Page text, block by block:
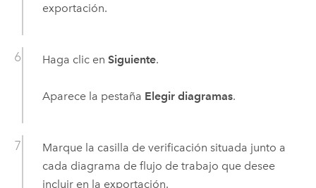
exportación.
Haga clic en Siguiente.
Aparece la pestaña Elegir diagramas.
Marque la casilla de verificación situada junto a
cada diagrama de flujo de trabajo que desee
incluir en la exportación.